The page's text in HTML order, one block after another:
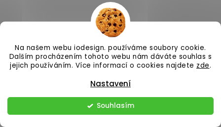
Na našem webu iodesign. používáme soubory cookie.
Dalším procházením tohoto webu nám dáváte souhlas s
jejich používáním. Více informací o cookies najdete zde.
Nastavení
Souhlasím
–25 %
U vás od 3 týdnů